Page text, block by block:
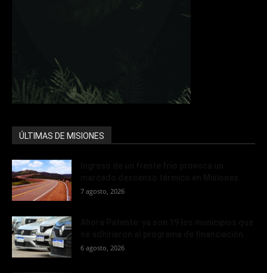
ÚLTIMAS DE MISIONES
7 agosto, 2026
6 agosto, 2026